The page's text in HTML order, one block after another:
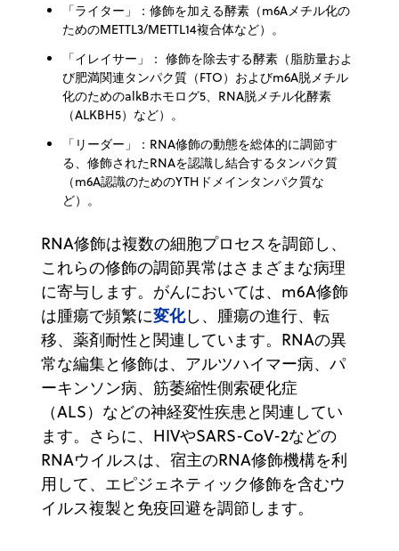
「ライター」：修飾を加える酵素（m6Aメチル化の
ためのMETTL3/METTL14複合体など）。
「イレイサー」： 修飾を除去する酵素（脂肪量およ
び肥満関連タンパク質（FTO）およびm6A脱メチル
化のためのalkBホモログ5、RNA脱メチル化酵素
（ALKBH5）など）。
「リーダー」：RNA修飾の動態を総体的に調節す
る、修飾されたRNAを認識し結合するタンパク質
（m6A認識のためのYTHドメインタンパク質な
ど）。
RNA修飾は複数の細胞プロセスを調節し、
これらの修飾の調節異常はさまざまな病理
に寄与します。がんにおいては、m6A修飾
は腫瘍で頻繁に変化し、腫瘍の進行、転
移、薬剤耐性と関連しています。RNAの異
常な編集と修飾は、アルツハイマー病、パ
ーキンソン病、筋萎縮性側索硬化症
（ALS）などの神経変性疾患と関連してい
ます。さらに、HIVやSARS-CoV-2などの
RNAウイルスは、宿主のRNA修飾機構を利
用して、エピジェネティック修飾を含むウ
イルス複製と免疫回避を調節します。